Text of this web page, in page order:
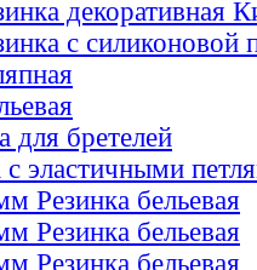
декоративная
с силиконовой
для бретелей
с эластичными
Резинка бельевая
Резинка бельевая
Резинка бельевая